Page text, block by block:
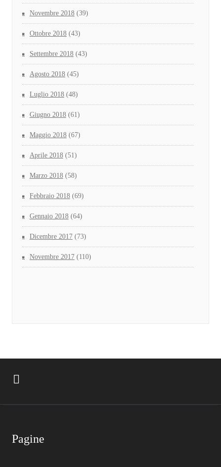
Novembre 2018 (39)
Ottobre 2018 (43)
Settembre 2018 (43)
Agosto 2018 (45)
Luglio 2018 (48)
Giugno 2018 (61)
Maggio 2018 (67)
Aprile 2018 (51)
Marzo 2018 (58)
Febbraio 2018 (69)
Gennaio 2018 (64)
Dicembre 2017 (73)
Novembre 2017 (110)
Pagine